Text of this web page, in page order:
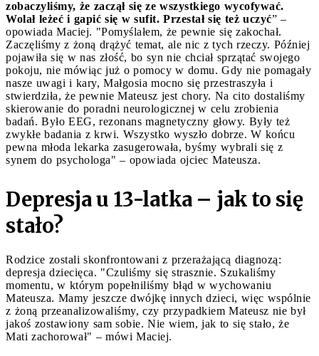
zobaczyliśmy, że zaczął się ze wszystkiego wycofywać.
Wolał leżeć i gapić się w sufit. Przestał się też uczyć” –
opowiada Maciej. "Pomyślałem, że pewnie się zakochał.
Zaczęliśmy z żoną drążyć temat, ale nic z tych rzeczy. Później
pojawiła się w nas złość, bo syn nie chciał sprzątać swojego
pokoju, nie mówiąc już o pomocy w domu. Gdy nie pomagały
nasze uwagi i kary, Małgosia mocno się przestraszyła i
stwierdziła, że pewnie Mateusz jest chory. Na cito dostaliśmy
skierowanie do poradni neurologicznej w celu zrobienia
badań. Było EEG, rezonans magnetyczny głowy. Były też
zwykłe badania z krwi. Wszystko wyszło dobrze. W końcu
pewna młoda lekarka zasugerowała, byśmy wybrali się z
synem do psychologa" – opowiada ojciec Mateusza.
Depresja u 13-latka – jak to się
stało?
Rodzice zostali skonfrontowani z przerażającą diagnozą:
depresja dziecięca. "Czuliśmy się strasznie. Szukaliśmy
momentu, w którym popełniliśmy błąd w wychowaniu
Mateusza. Mamy jeszcze dwójkę innych dzieci, więc wspólnie
z żoną przeanalizowaliśmy, czy przypadkiem Mateusz nie był
jakoś zostawiony sam sobie. Nie wiem, jak to się stało, że
Mati zachorował" – mówi Maciej.